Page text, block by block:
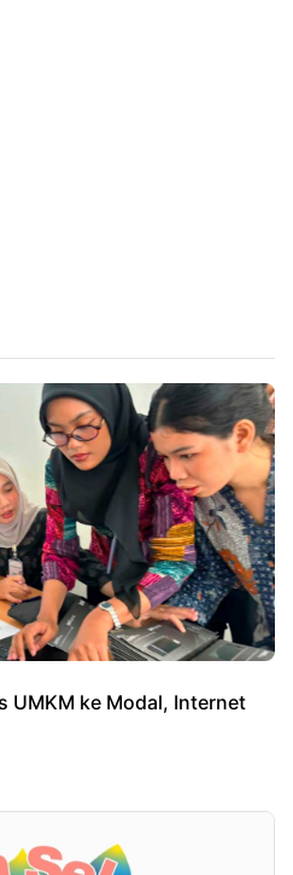
UMKM ke Modal, Internet